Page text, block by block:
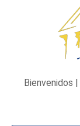
Bienvenidos |